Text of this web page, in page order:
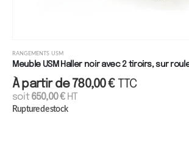
RANGEMENTS USM
Meuble USM Haller noir avec 2 tiroirs, sur
À partir de 780,00€ TTC
soit650,00€HT
Rupture de stock